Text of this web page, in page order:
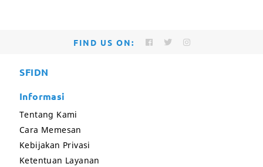
FIND US ON:
SFIDN
Informasi
Tentang Kami
Cara Memesan
Kebijakan Privasi
Ketentuan Layanan